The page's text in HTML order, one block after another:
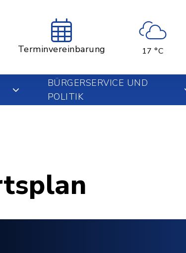
Terminvereinbarung 17 °C
BÜRGERSERVICE UND
POLITIK